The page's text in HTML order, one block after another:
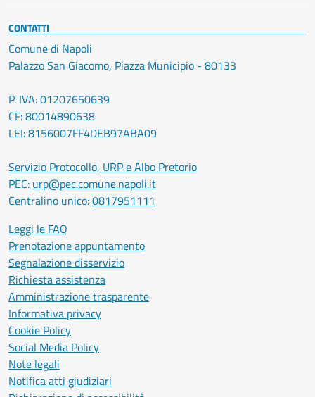
CONTATTI
Comune di Napoli
Palazzo San Giacomo, Piazza Municipio - 80133
P. IVA: 01207650639
CF: 80014890638
LEI: 8156007FF4DEB97ABA09
Servizio Protocollo, URP e Albo Pretorio
PEC: urp@pec.comune.napoli.it
Centralino unico:0817951111
Leggi le FAQ
Prenotazione appuntamento
Segnalazione disservizio
Richiesta assistenza
Amministrazione trasparente
Informativa privacy
Cookie Policy
Social Media Policy
Note legali
Notifica atti giudiziari